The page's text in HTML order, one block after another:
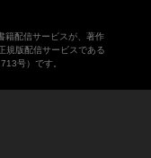
籍配信サービスが、著作
規版配信サービスである
号）です。